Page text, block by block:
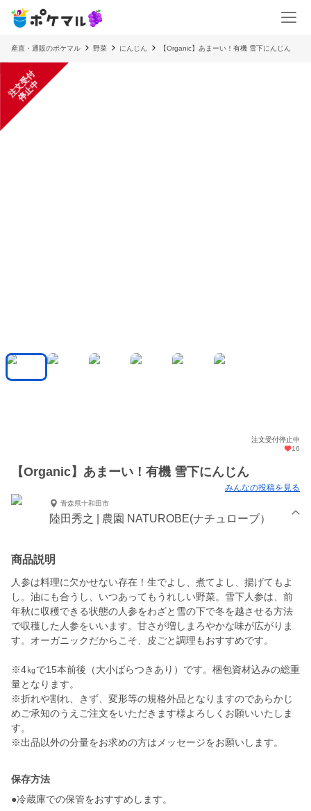
産直・通販のポケマル 野菜 にんじん 【Organic】あまーい！有機 雪下にんじん
注
文
受
付
停
止
中
注文受付停止中
16
【Organic】あまーい！有機 雪下にんじん
みんなの投稿を見る
青森県十和田市
陸田秀之 | 農園 NATUROBE(ナチュローブ）
商品説明
人参は料理に欠かせない存在！生でよし、煮てよし、揚げてもよ
し。油にも合うし、いつあってもうれしい野菜。雪下人参は、前
年秋に収穫できる状態の人参をわざと雪の下で冬を越させる方法
で収穫した人参をいいます。甘さが増しまろやかな味が広がりま
す。オーガニックだからこそ、皮ごと調理もおすすめです。
※4㎏で15本前後（大小ばらつきあり）です。梱包資材込みの総重
量となります。
※折れや割れ、きず、変形等の規格外品となりますのであらかじ
めご承知のうえご注文をいただきます様よろしくお願いいたしま
す。
保存方法
●冷蔵庫での保管をおすすめします。